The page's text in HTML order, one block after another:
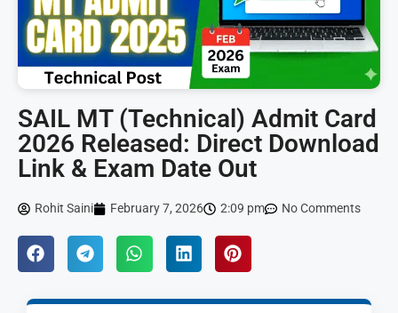
SAIL MT (Technical) Admit Card
2026 Released: Direct Download
Link & Exam Date Out
Rohit Saini February 7, 2026 2:09 pm No Comments